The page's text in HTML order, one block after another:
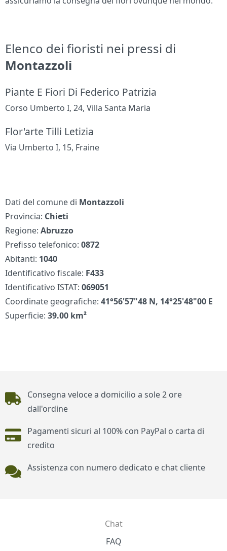
Elenco dei fioristi nei pressi di
Montazzoli
Piante E Fiori Di Federico Patrizia
Corso Umberto I, 24, Villa Santa Maria
Flor'arte Tilli Letizia
Via Umberto I, 15, Fraine
Dati del comune di Montazzoli
Provincia: Chieti
Regione:Abruzzo
Prefisso telefonico:0872
Abitanti: 1040
Identificativo fiscale: F433
Identificativo ISTAT:069051
Coordinate geografiche:41°56'57"48 N, 14°25'48"00 E
Superficie:39.00 km²
Piè di pagina
Consegna veloce a domicilio a sole 2 ore
dall'ordine
Pagamenti sicuri al 100% con PayPal o carta di
credito
Assistenza con numero dedicato e chat cliente
Chat
FAQ